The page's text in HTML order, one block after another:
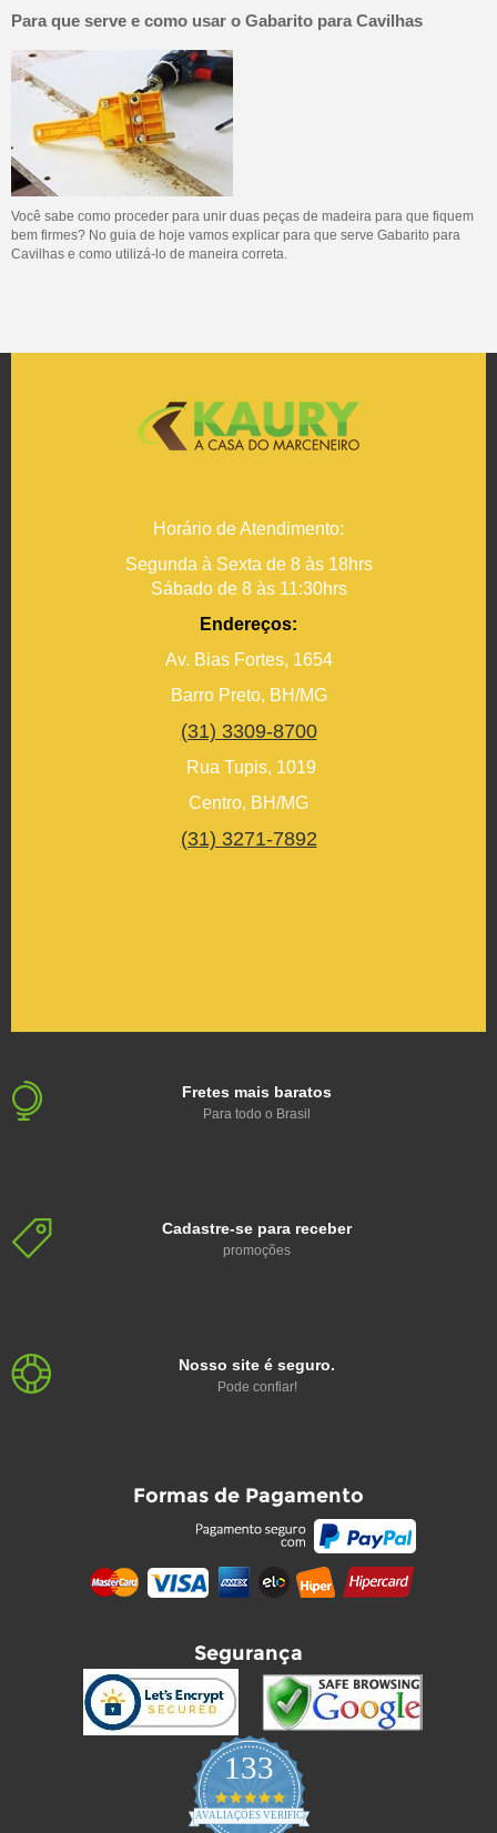
Para que serve e como usar o Gabarito para Cavilhas
Você sabe como proceder para unir duas peças de madeira para que fiquem
bem firmes? No guia de hoje vamos explicar para que serve Gabarito para
Cavilhas e como utilizá-lo de maneira correta.
Horário de Atendimento:
Segunda à Sexta de 8 às 18hrs
Sábado de 8 às 11:30hrs
Endereços:
Av. Bias Fortes, 1654
Barro Preto, BH/MG
(31) 3309-8700
Rua Tupis, 1019
Centro, BH/MG
(31) 3271-7892
Fretes mais baratos
Para todo o Brasil
Cadastre-se para receber
promoções
Nosso site é seguro.
Pode confiar!
Formas de Pagamento
Segurança
133
4.9
star
AVALIAÇÕES VERIFICADAS